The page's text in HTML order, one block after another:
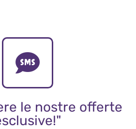
le nostre offerte